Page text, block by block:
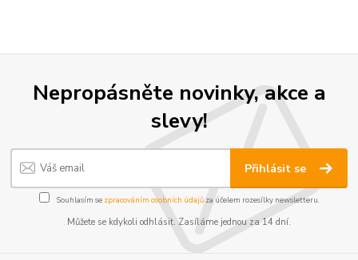
Nepropásněte novinky, akce a
slevy!
Přihlásit se
Souhlasím se zpracováním osobních údajůza účelem rozesílky newsletteru.
Můžete se kdykoli odhlásit. Zasíláme jednou za 14 dní.